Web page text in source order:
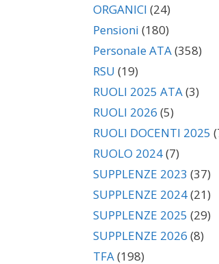
ORGANICI (24)
Pensioni (180)
Personale ATA(358)
RSU (19)
RUOLI 2025 ATA(3)
RUOLI 2026 (5)
RUOLI DOCENTI 2025
RUOLO 2024(7)
SUPPLENZE 2023 (37)
SUPPLENZE 2024(21)
SUPPLENZE 2025 (29)
SUPPLENZE 2026 (8)
TFA(198)